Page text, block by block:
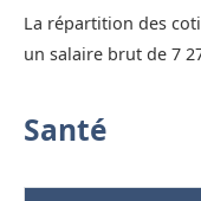
La répartition des
un salaire brut de 7
Santé